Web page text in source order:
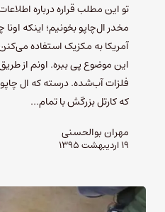
تو این مطلب قراره درباره
مخدر ال‌چاپو بخونیم؛ اینکه اونا
آمریکا به مکزیک استفاده
این موضوع پی ببره. اونم از
فلزات آب‌شده. درسته که ال
که کارتل بزرگش با تمام…
مهران بوالحسنی
۱۹ اردیبهشت ۱۳۹۵